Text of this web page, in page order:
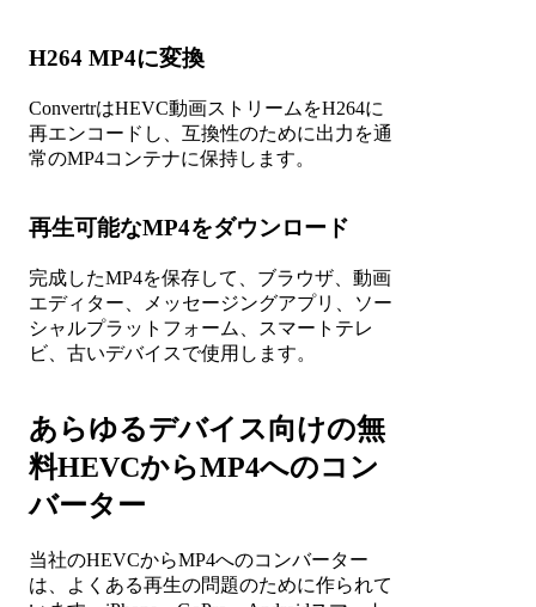
H264 MP4に変換
ConvertrはHEVC動画ストリームをH264に
再エンコードし、互換性のために出力を通
常のMP4コンテナに保持します。
再生可能なMP4をダウンロード
完成したMP4を保存して、ブラウザ、動画
エディター、メッセージングアプリ、ソー
シャルプラットフォーム、スマートテレ
ビ、古いデバイスで使用します。
あらゆるデバイス向けの無
料HEVCからMP4へのコン
バーター
当社のHEVCからMP4へのコンバーター
は、よくある再生の問題のために作られて